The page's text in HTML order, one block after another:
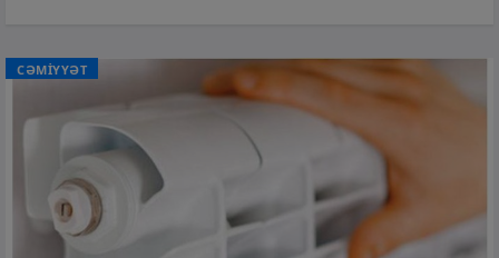
CƏMİYYƏT